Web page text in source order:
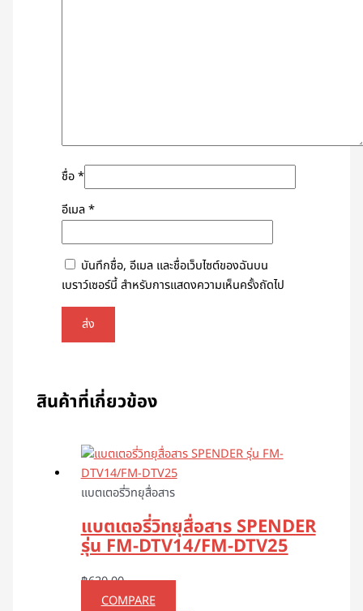
ชื่อ*
อีเมล*
บันทึกชื่อ, อีเมล และชื่อเว็บไซต์ของฉันบน
เบราว์เซอร์นี้ สำหรับการแสดงความเห็นครั้งถัดไป
สินค้าที่เกี่ยวข้อง
แบตเตอรี่วิทยุสื่อสาร
แบตเตอรี่วิทยุสื่อสาร SPENDER
รุ่น FM-DTV14/FM-DTV25
฿620.00
COMPARE